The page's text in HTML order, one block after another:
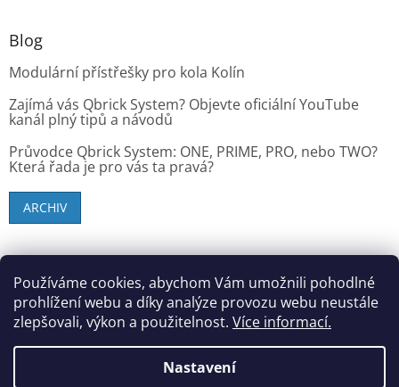
Používáme cookies, abychom Vám umožnili pohodlné
prohlížení webu a díky analýze provozu webu neustále
zlepšovali, výkon a použitelnost. Více informací.
Nastavení
Blog
Modulární přístřešky pro kola Kolín
Zajímá vás Qbrick System? Objevte oficiální YouTube
kanál plný tipů a návodů
Průvodce Qbrick System: ONE, PRIME, PRO, nebo TWO?
Která řada je pro vás ta pravá?
ARCHIV